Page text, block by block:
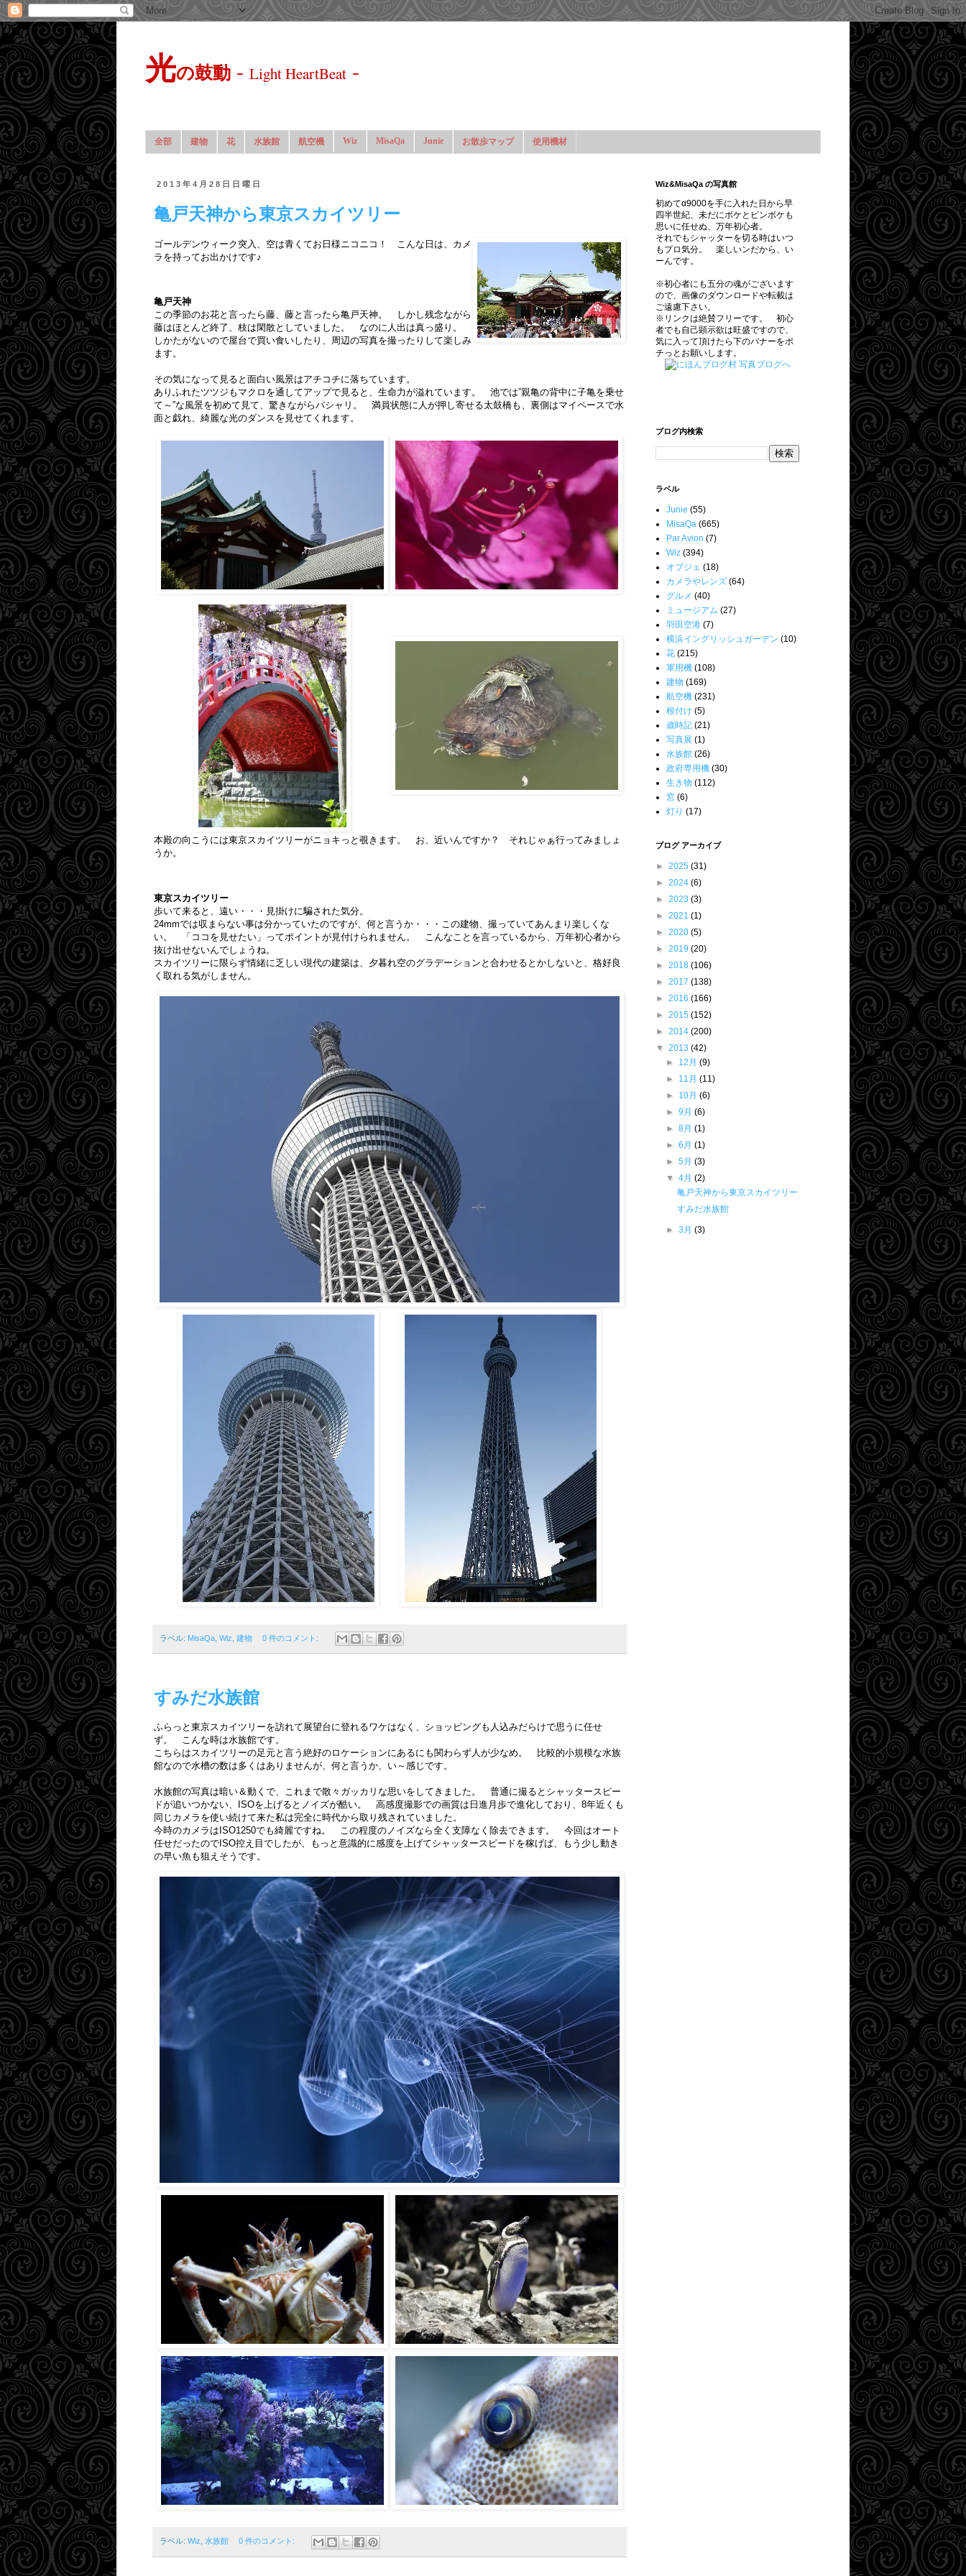
光の鼓動 - Light HeartBeat -
全部 建物 花 水族館 航空機 Wiz MisaQa Junie お散歩マップ 使用機材
2013年4月28日日曜日
亀戸天神から東京スカイツリー
ゴールデンウィーク突入、空は青くてお日様ニコニコ！ こんな日は、カメ
ラを持ってお出かけです♪
亀戸天神
この季節のお花と言ったら藤、藤と言ったら亀戸天神。 しかし残念ながら
藤はほとんど終了、枝は閑散としていました。 なのに人出は真っ盛り。
しかたがないので屋台で買い食いしたり、周辺の写真を撮ったりして楽しみ
ます。
その気になって見ると面白い風景はアチコチに落ちています。
ありふれたツツジもマクロを通してアップで見ると、生命力が溢れています。 池では”親亀の背中に子亀を乗せ
て～”な風景を初めて見て、驚きながらパシャリ。 満員状態に人が押し寄せる太鼓橋も、裏側はマイペースで水
面と戯れ、綺麗な光のダンスを見せてくれます。
本殿の向こうには東京スカイツリーがニョキっと覗きます。 お、近いんですか？ それじゃぁ行ってみましょ
うか。
東京スカイツリー
歩いて来ると、遠い・・・見掛けに騙された気分。
24mmでは収まらない事は分かっていたのですが、何と言うか・・・この建物、撮っていてあんまり楽しくな
い。 「ココを見せたい」ってポイントが見付けられません。 こんなことを言っているから、万年初心者から
抜け出せないんでしょうね。
スカイツリーに限らず情緒に乏しい現代の建築は、夕暮れ空のグラデーションと合わせるとかしないと、格好良
く取れる気がしません。
ラベル: MisaQa Wiz 建物 0 件のコメント:
すみだ水族館
ふらっと東京スカイツリーを訪れて展望台に登れるワケはなく、ショッピングも人込みだらけで思うに任せ
ず。 こんな時は水族館です。
こちらはスカイツリーの足元と言う絶好のロケーションにあるにも関わらず人が少なめ。 比較的小規模な水族
館なので水槽の数は多くはありませんが、何と言うか、い～感じです。
水族館の写真は暗い＆動くで、これまで散々ガッカリな思いをしてきました。 普通に撮るとシャッタースピー
ドが追いつかない、ISOを上げるとノイズが酷い。 高感度撮影での画質は日進月歩で進化しており、8年近くも
同じカメラを使い続けて来た私は完全に時代から取り残されていました。
今時のカメラはISO1250でも綺麗ですね。 この程度のノイズなら全く支障なく除去できます。 今回はオート
任せだったのでISO控え目でしたが、もっと意識的に感度を上げてシャッタースピードを稼げば、もう少し動き
の早い魚も狙えそうです。
ラベル: Wiz 水族館 0 件のコメント:
Wiz&MisaQa の写真館
初めてα9000を手に入れた日から早
四半世紀、未だにボケとピンボケも
思いに任せぬ、万年初心者。
それでもシャッターを切る時はいつ
もプロ気分。 楽しいンだから、い
ーんです。
※初心者にも五分の魂がございます
ので、画像のダウンロードや転載は
ご遠慮下さい。
※ リンクは絶賛フリーです。 初心
者でも自己顕示欲は旺盛ですので、
気に入って頂けたら下のバナーをポ
チっとお願いします。
ブログ内検索
ラベル
Junie (55)
MisaQa (665)
Par Avion (7)
Wiz (394)
オブジェ (18)
カメラやレンズ (64)
グルメ (40)
ミュージアム (27)
羽田空港 (7)
横浜イングリッシュガーデン (10)
花 (215)
軍用機 (108)
建物 (169)
航空機 (231)
根付け (5)
歳時記 (21)
写真展 (1)
水族館 (26)
政府専用機 (30)
生き物 (112)
窓 (6)
灯り (17)
ブログ アーカイブ
► 2025 (31)
► 2024 (6)
► 2023 (3)
► 2021 (1)
► 2020 (5)
► 2019 (20)
► 2018 (106)
► 2017 (138)
► 2016 (166)
► 2015 (152)
► 2014 (200)
▼ 2013 (42)
► 12月(9)
► 11月(11)
► 10月(6)
►9月(6)
►8月(1)
►6月(1)
►5月(3)
▼4月(2)
亀戸天神から東京スカイツリー
すみだ水族館
►3月(3)